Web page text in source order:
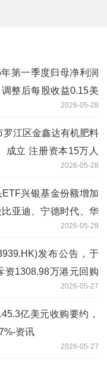
第一季度归母净利润
整后每股收益0.15美
2026-05-28
罗江区金鑫达有机肥料
成立 注册资本15万人
2026-05-28
兴银基金份额增加
亚迪、宁德时代、华
2026-05-28
发布公告，于
资1308.98万港元回购
2026-05-27
亿美元收购要约，
资讯
2026-05-27